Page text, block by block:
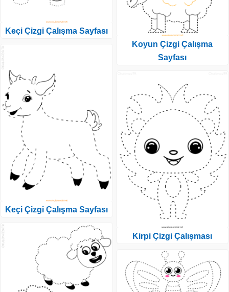
Keçi Çizgi Çalışma Sayfası
Keçi Çizgi Çalışma Sayfası
Koyun Çizgi Çalışma
Sayfası
Kirpi Çizgi Çalışması